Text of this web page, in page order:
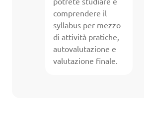
comprendere il
syllabus per mezzo
di attività pratiche,
autovalutazione e
valutazione finale.